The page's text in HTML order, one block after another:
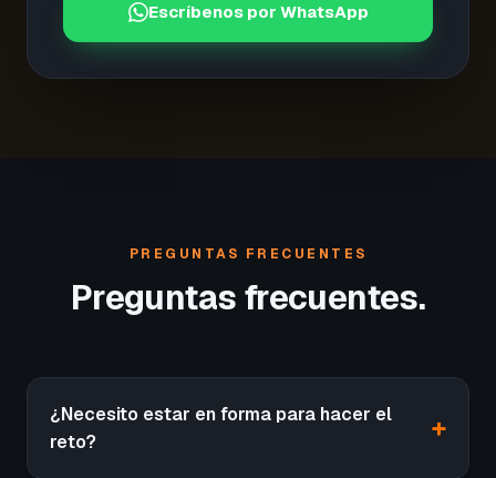
Escríbenos por WhatsApp
PREGUNTAS FRECUENTES
Preguntas frecuentes.
¿Necesito estar en forma para hacer el
reto?